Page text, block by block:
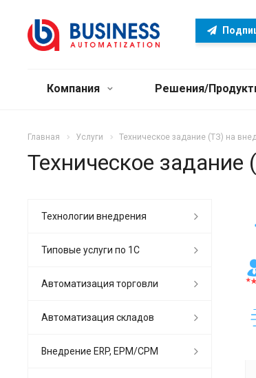
Компания Решения/
Главная Услуги Техническое задание (ТЗ) на
Техническое
Технологии внедрения
Типовые услуги по 1С
Автоматизация торговли
Автоматизация складов
Внедрение ERP, EPM/CPM